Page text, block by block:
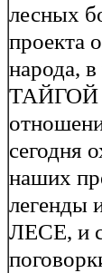
лесных
проекта
народа,
ТАЙГОЙ
сегодня
наших
легенды
ЛЕСЕ, и